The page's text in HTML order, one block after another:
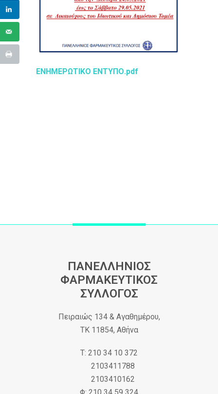
ΕΝΗΜΕΡΩΤΙΚΟ ΕΝΤΥΠΟ.pdf
ΠΑΝΕΛΛΗΝΙΟΣ
ΦΑΡΜΑΚΕΥΤΙΚΟΣ
ΣΥΛΛΟΓΟΣ
Πειραιώς 134 & Αγαθημέρου,
ΤΚ 11854, Αθήνα
Τ: 210 34 10 372
2103411788
2103410162